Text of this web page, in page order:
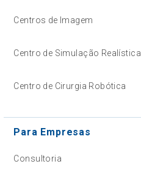
Centros de Imagem
Centro de Simulação Realística
Centro de Cirurgia Robótica
Para Empresas
Consultoria